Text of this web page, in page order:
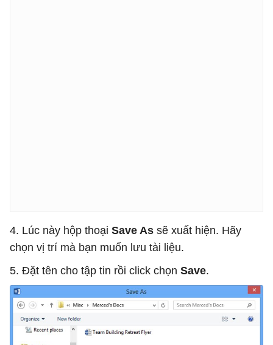
4. Lúc này hộp thoại Save As sẽ xuất hiện. Hãy
chọn vị trí mà bạn muốn lưu tài liệu.
5. Đặt tên cho tập tin rồi click chọn Save.